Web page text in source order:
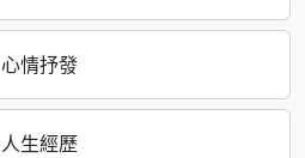
心情抒發
人生經歷